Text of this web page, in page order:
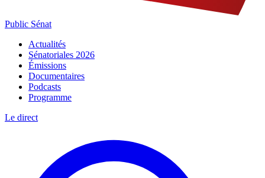
Public Sénat
Actualités
Sénatoriales 2026
Émissions
Documentaires
Podcasts
Programme
Le direct